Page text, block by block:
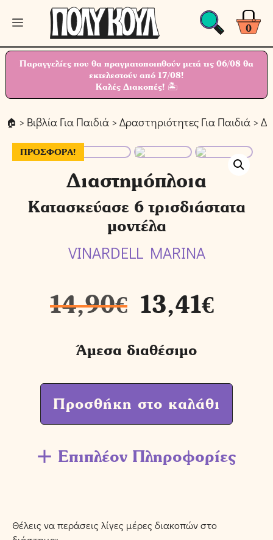
Μετάβαση
περιεχόμενο
0
Μενού
Παραγγελίες που θα πραγματοποιηθούν μετά τις 06/08 θα
εκτελεστούν από 17/08!
Καλές Διακοπές! 🏝
> Βιβλία Για Παιδιά >Δραστηριότητες Για Παιδιά >
ΠΡΟΣΦΟΡΆ!
Διαστημόπλοια
Κατασκεύασε 6 τρισδιάστατα
μοντέλα
VINARDELL MARINA
14,90€ 13,41€
Άμεσα διαθέσιμο
Προσθήκη στο καλάθι
Επιπλέον Πληροφορίες
Θέλεις να περάσεις λίγες μέρες διακοπών στο